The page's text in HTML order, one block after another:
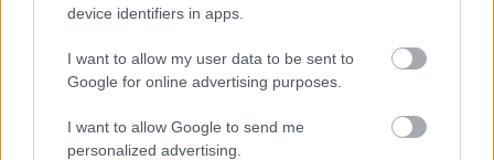
device identifiers in apps.
I want to allow my user data to be sent to
Google for online advertising purposes.
I want to allow Google to send me
personalized advertising.
Fontos a postaládákba költöző
széncinegék védelme